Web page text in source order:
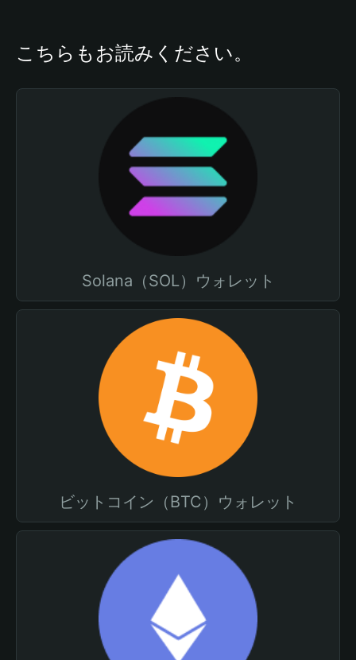
こちらもお読みください。
Solana（SOL）ウォレット
ビットコイン（BTC）ウォレット